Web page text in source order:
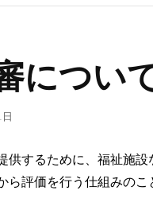
につい
するために、福祉施設
評価を行う仕組みのこ